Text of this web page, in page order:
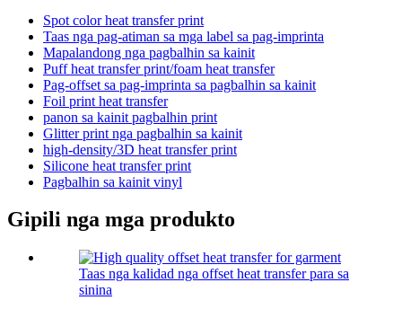
Spot color heat transfer print
Taas nga pag-atiman sa mga label sa pag-imprinta
Mapalandong nga pagbalhin sa kainit
Puff heat transfer print/foam heat transfer
Pag-offset sa pag-imprinta sa pagbalhin sa kainit
Foil print heat transfer
panon sa kainit pagbalhin print
Glitter print nga pagbalhin sa kainit
high-density/3D heat transfer print
Silicone heat transfer print
Pagbalhin sa kainit vinyl
Gipili nga mga produkto
Taas nga kalidad nga offset heat transfer para sa
sinina